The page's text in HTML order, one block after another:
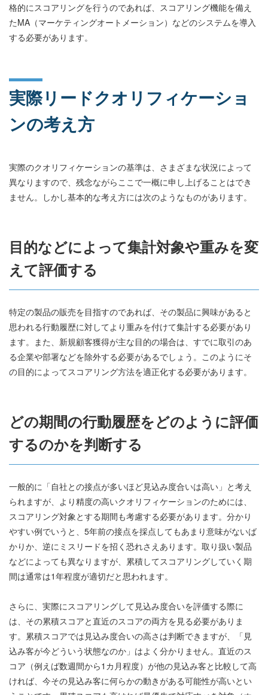
格的にスコアリングを行うのであれば、スコアリング機能を備え
たMA（マーケティングオートメーション）などのシステムを導入
する必要があります。
実際リードクオリフィケーショ
ンの考え方
実際のクオリフィケーションの基準は、さまざまな状況によって
異なりますので、残念ながらここで一概に申し上げることはでき
ません。しかし基本的な考え方には次のようなものがあります。
目的などによって集計対象や重みを変
えて評価する
特定の製品の販売を目指すのであれば、その製品に興味があると
思われる行動履歴に対してより重みを付けて集計する必要があり
ます。また、新規顧客獲得が主な目的の場合は、すでに取引のあ
る企業や部署などを除外する必要があるでしょう。このようにそ
の目的によってスコアリング方法を適正化する必要があります。
どの期間の行動履歴をどのように評価
するのかを判断する
一般的に「自社との接点が多いほど見込み度合いは高い」と考え
られますが、より精度の高いクオリフィケーションのためには、
スコアリング対象とする期間も考慮する必要があります。分かり
やすい例でいうと、5年前の接点を採点してもあまり意味がないば
かりか、逆にミスリードを招く恐れさえあります。取り扱い製品
などによっても異なりますが、累積してスコアリングしていく期
間は通常は1年程度が適切だと思われます。
さらに、実際にスコアリングして見込み度合いを評価する際に
は、その累積スコアと直近のスコアの両方を見る必要がありま
す。累積スコアでは見込み度合いの高さは判断できますが、「見
込み客が今どういう状態なのか」はよく分かりません。直近のス
コア（例えば数週間から1カ月程度）が他の見込み客と比較して高
ければ、今その見込み客に何らかの動きがある可能性が高いとい